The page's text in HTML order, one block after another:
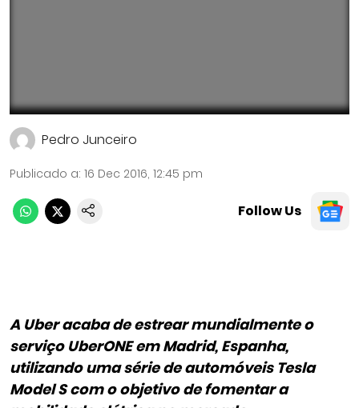
Pedro Junceiro
Publicado a: 16 Dec 2016, 12:45 pm
Follow Us
A Uber acaba de estrear mundialmente o
serviço UberONE em Madrid, Espanha,
utilizando uma série de automóveis Tesla
Model S com o objetivo de fomentar a